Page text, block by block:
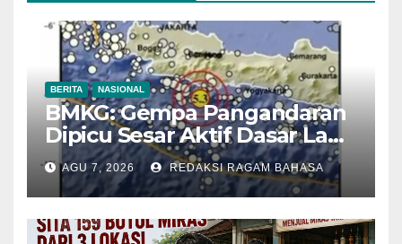
BERITA NASIONAL
BMKG: Gempa Pangandaran
Dipicu Sesar Aktif Dasar Laut,
Getarannya Terasa hingga
Sukabumi
AGU 7, 2026 REDAKSI RAGAM BAHASA